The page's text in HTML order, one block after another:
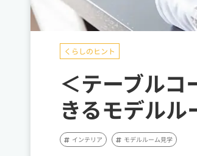
くらしのヒント
＜テーブル
きるモデル
インテリア モデルルーム見学